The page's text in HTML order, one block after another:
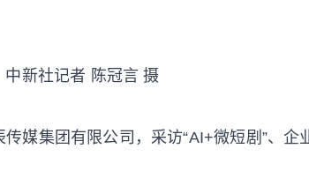
新社记者 陈冠言 摄
媒集团有限公司，采访“AI+微短剧”、企